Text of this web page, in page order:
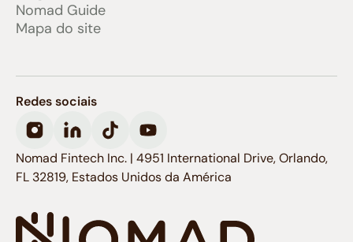
Nomad Guide
Mapa do site
Redes sociais
Nomad Fintech Inc. | 4951 International Drive, Orlando,
FL 32819, Estados Unidos da América